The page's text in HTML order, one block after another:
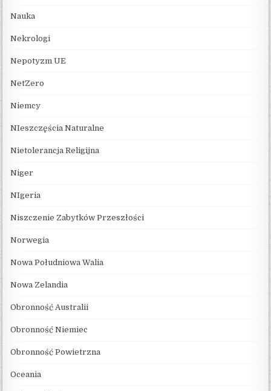
Nauka
Nekrologi
Nepotyzm UE
NetZero
Niemcy
NIeszczęścia Naturalne
Nietolerancja Religijna
Niger
NIgeria
Niszczenie Zabytków Przeszłości
Norwegia
Nowa Południowa Walia
Nowa Zelandia
Obronność Australii
Obronność Niemiec
Obronność Powietrzna
Oceania